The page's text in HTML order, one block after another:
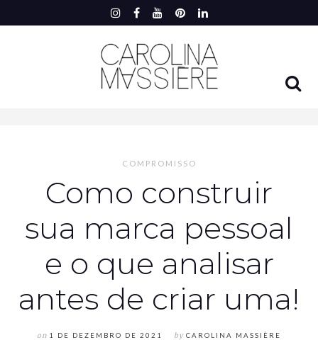
COMPROMISSO
Como construir
sua marca pessoal
e o que analisar
antes de criar uma!
on 1 DE DEZEMBRO DE 2021 by CAROLINA MASSIÈRE